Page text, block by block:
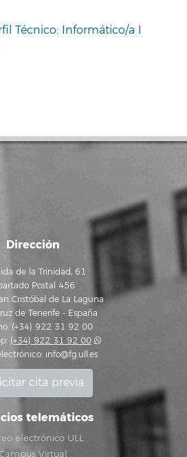
Técnico: Informático/a I
Dirección
de la Trinidad, 61
Postal 456
Cristóbal de La Laguna
de Tenerife - España
(+34) 922 31 92 00
(+34) 922 31 92 00
info@fg.ull.es
cita previa
telemáticos
electrónico ULL
Virtual